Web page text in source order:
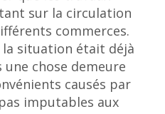
sur la circulation
commerces.
la situation était déjà
chose demeure
causés par
imputables aux